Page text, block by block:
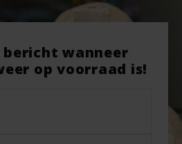
bericht wanneer
op voorraad is!